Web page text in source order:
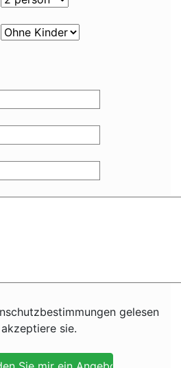
gelesen
sie.